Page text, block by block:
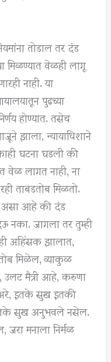
तोडाल तर दंड
मिळण्यात वेळही लागू
नाही. या
पुढच्या
होण्यात. तसेच
झाला, न्यायाधिशाने
घटना घडली की
वेळ लागत नाही, ना
ताबडतोब मिळतो.
असा आहे की दंड
नका. जागला तर तुम्ही
अहिंसक झालात,
मिळेल, व्याकुळ
मैत्री आहे, करुणा
इतके सुख इतकी
सुख अनुभवले नसेल.
मनाला निर्मळ